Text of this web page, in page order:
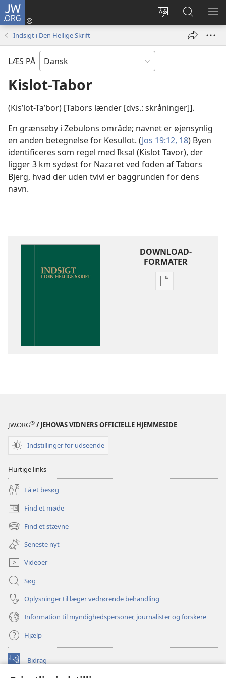
JW.ORG
Vælg
Log
på
vindue)
Søg
på
JW.ORG
VIS
Indsigt i Den Hellige Skrift
LÆS PÅ
Kislot-Tabor
(Kisʹlot-Taʹbor) [Tabors lænder [dvs.: skråninger]].
En grænseby i Zebulons område; navnet er øjensynlig
en anden betegnelse for Kesullot. (Jos 19:12, 18) Byen
identificeres som regel med Iksal (Kislot Tavor), der
ligger 3 km sydøst for Nazaret ved foden af Tabors
Bjerg, hvad der uden tvivl er baggrunden for dens
navn.
DOWNLOAD-
FORMATER
Indstillinger
JW.ORG® / JEHOVAS VIDNERS OFFICIELLE HJEMMESIDE
Indstillinger for udseende
Hurtige links
Få et besøg
Find et møde
(åbner
nyt
vindue)
Find et stævne
(åbner
nyt
vindue)
Seneste nyt
Videoer
Søg
Oplysninger til læger vedrørende behandling
Information til myndighedspersoner, journalister og forskere
Hjælp
Bidrag
(åbner